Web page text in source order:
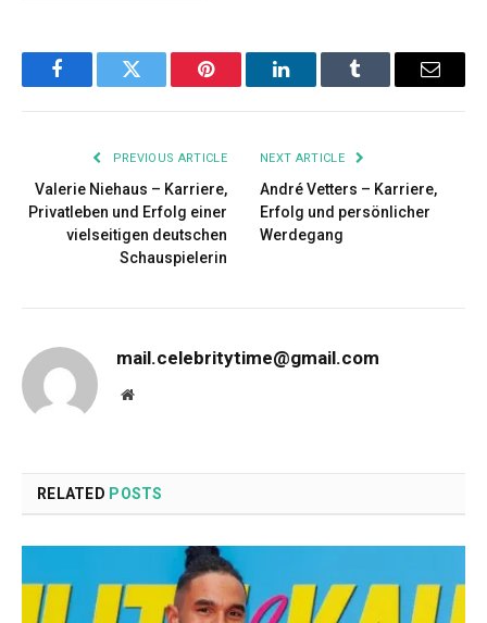
FacebookTwitter Pinterest LinkedInTumblr Email
PREVIOUS ARTICLE
Valerie Niehaus – Karriere,
Privatleben und Erfolg einer
vielseitigen deutschen
Schauspielerin
NEXT ARTICLE
André Vetters – Karriere,
Erfolg und persönlicher
Werdegang
mail.celebritytime@gmail.com
Website
RELATED POSTS